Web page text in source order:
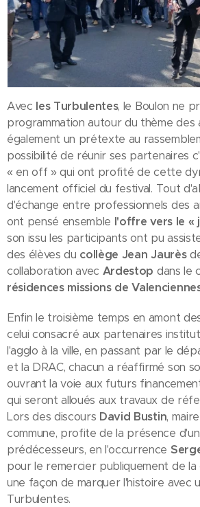
Avec les Turbulentes, le Boulon ne
programmation autour du thème des
également un prétexte au
possibilité de réunir ses partenaires
« en off » qui ont profité de cette
lancement officiel du festival. Tout
d'échange entre professionnels des
ont pensé ensemble l'offre vers le «
son issu les participants ont pu
des élèves du collège Jean Jaurès
collaboration avec Ardestop dans le
résidences missions de
Enfin le troisième temps en amont
celui consacré aux partenaires
l'agglo à la ville, en passant par le
et la DRAC, chacun a réaffirmé son
ouvrant la voie aux futurs
qui seront alloués aux travaux de
Lors des discours David Bustin,
commune, profite de la présence
prédécesseurs, en l'occurrence
pour le remercier publiquement de la
une façon de marquer l'histoire avec
Turbulentes.